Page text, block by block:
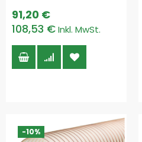
108,53 €
91,20 €
-10%